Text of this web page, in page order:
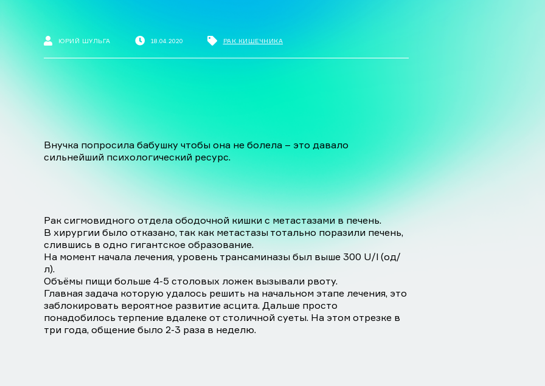
ЮРИЙ ШУЛЬГА 18.04.2020 РАК КИШЕЧНИКА
Внучка попросила бабушку чтобы она не болела – это давало
сильнейший психологический ресурс.
Рак сигмовидного отдела ободочной кишки с метастазами в печень.
В хирургии было отказано, так как метастазы тотально поразили печень,
слившись в одно гигантское образование.
На момент начала лечения, уровень трансаминазы был выше 300 U/l (од/
л).
Объёмы пищи больше 4-5 столовых ложек вызывали рвоту.
Главная задача которую удалось решить на начальном этапе лечения, это
заблокировать вероятное развитие асцита. Дальше просто
понадобилось терпение вдалеке от столичной суеты. На этом отрезке в
три года, общение было 2-3 раза в неделю.